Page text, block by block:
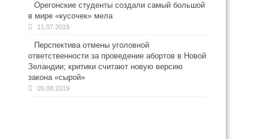
Орегонские студенты создали самый большой
в мире «кусочек» мела
11.07.2019
Перспектива отмены уголовной
ответственности за проведение абортов в Новой
Зеландии; критики считают новую версию
закона «сырой»
05.08.2019